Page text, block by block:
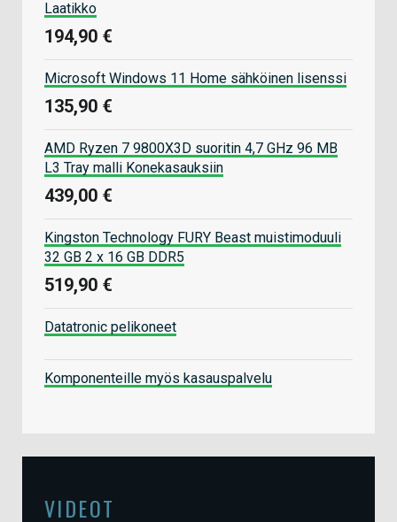
Laatikko
194,90 €
Microsoft Windows 11 Home sähköinen lisenssi
135,90 €
AMD Ryzen 7 9800X3D suoritin 4,7 GHz 96 MB
L3 Tray malli Konekasauksiin
439,00 €
Kingston Technology FURY Beast muistimoduuli
32 GB 2 x 16 GB DDR5
519,90 €
Datatronic pelikoneet
Komponenteille myös kasauspalvelu
VIDEOT